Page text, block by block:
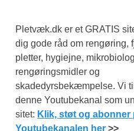
Pletvæk.dk er et GRATIS
dig gode råd om rengøring,
pletter, hygiejne,
rengøringsmidler og
skadedyrsbekæmpelse. Vi
denne Youtubekanal som
sitet: Klik, støt og abonner
Youtubekanalen her >>